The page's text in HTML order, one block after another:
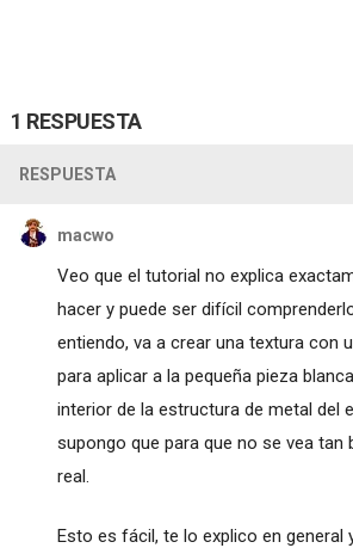
1 RESPUESTA
RESPUESTA
macwo
Veo que el tutorial no explica
hacer y puede ser difícil
entiendo, va a crear una textura con
para aplicar a la pequeña pieza
interior de la estructura de metal del
supongo que para que no se vea tan
real.
Esto es fácil, te lo explico en general